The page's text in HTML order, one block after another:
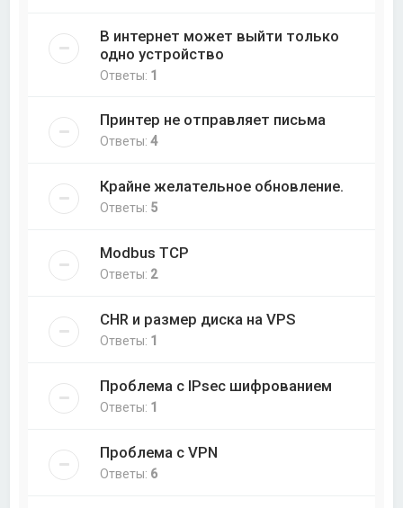
В интернет может выйти только
одно устройство
Ответы: 1
Принтер не отправляет письма
Ответы:4
Крайне желательное обновление.
Ответы: 5
Modbus TCP
Ответы: 2
CHR и размер диска на VPS
Ответы: 1
Проблема с IPsec шифрованием
Ответы: 1
Проблема с VPN
Ответы: 6